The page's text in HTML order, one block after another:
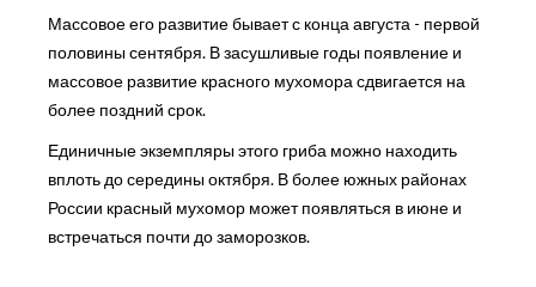
Массовое его развитие бывает с конца августа - первой
половины сентября. В засушливые годы появление и
массовое развитие красного мухомора сдвигается на
более поздний срок.
Единичные экземпляры этого гриба можно находить
вплоть до середины октября. В более южных районах
России красный мухомор может появляться в июне и
встречаться почти до заморозков.